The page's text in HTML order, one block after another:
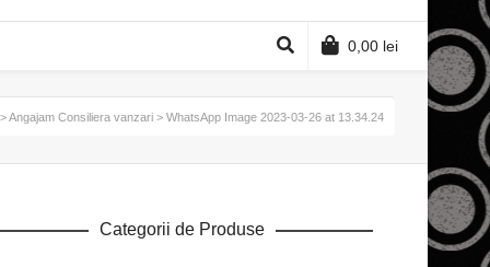
0,00 lei
>Angajam Consiliera vanzari > WhatsApp Image 2023-03-26 at 13.34.24
Categorii de Produse